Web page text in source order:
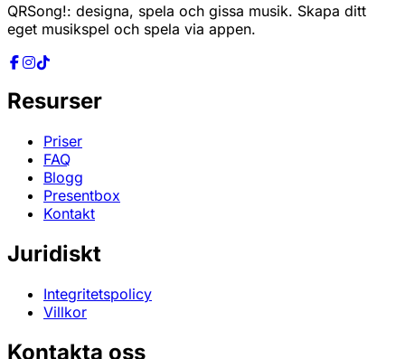
QRSong!: designa, spela och gissa musik. Skapa ditt
eget musikspel och spela via appen.
Resurser
Priser
FAQ
Blogg
Presentbox
Kontakt
Juridiskt
Integritetspolicy
Villkor
Kontakta oss